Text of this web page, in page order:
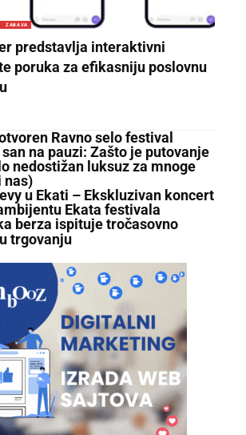
ZABAVA
predstavlja interaktivni
poruka za efikasniju poslovnu
Ravno selo festival
na pauzi: Zašto je putovanje
nedostižan luksuz za mnoge
nas)
u Ekati – Ekskluzivan koncert
Ekata festivala
berza ispituje tročasovno
trgovanju